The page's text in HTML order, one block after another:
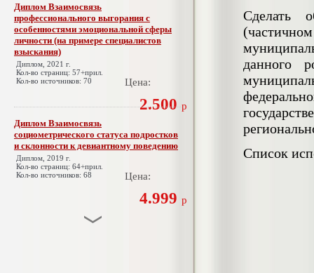
Диплом Взаимосвязь
профессионального выгорания с
особенностями эмоциональной сферы
личности (на примере специалистов
взыскания)
Диплом, 2021 г.
Кол-во страниц: 57+прил.
Кол-во источников: 70
Цена:
2.500 р
Диплом Взаимосвязь
социометрического статуса подростков
и склонности к девиантному поведению
Диплом, 2019 г.
Кол-во страниц: 64+прил.
Кол-во источников: 68
Цена:
4.999 р
Сделать
данного
Список